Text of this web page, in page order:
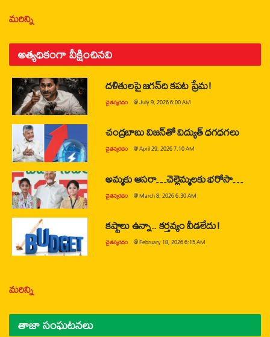
మరిన్ని
అత్యధికంగా వీక్షించినవి
దళితులపై జగన్‌ది కపట ప్రేమ!
చైతన్యరధం @July 9, 2026 6:00 AM
చంద్రబాబు విజన్‌తో విద్యుత్ ధగధగలు
చైతన్యరధం @April 29, 2026 7:10 AM
అమ్మకు ఆసరా…చెల్లెమ్మలకు భరోసా…
చైతన్యరధం @March 8, 2026 6:30 AM
కష్టాలు ఉన్నా.. కర్తవ్యం వీడలేదు!
చైతన్యరధం @February 18, 2026 6:15 AM
మరిన్ని
తాజా సంఘటనలు